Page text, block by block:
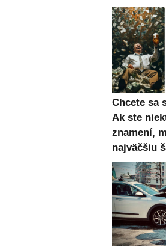
Chcete sa
Ak ste
znamení,
najväčšiu